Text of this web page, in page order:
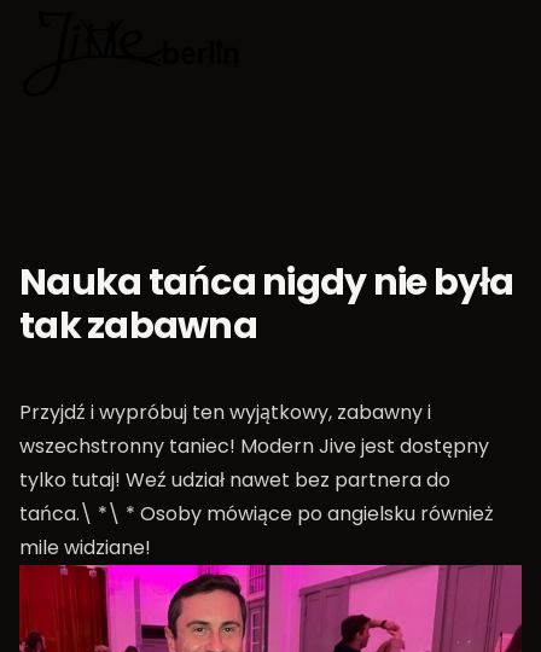
Nauka tańca nigdy nie była
tak zabawna
Przyjdź i wypróbuj ten wyjątkowy, zabawny i
wszechstronny taniec! Modern Jive jest dostępny
tylko tutaj! Weź udział nawet bez partnera do
tańca.\ *\ * Osoby mówiące po angielsku również
mile widziane!